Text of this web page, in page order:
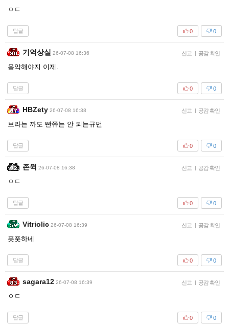
ㅇㄷ
답글 0
0
기억상실 26-07-08 16:36 신고 공감 확인
음악해야지 이제.
답글 0
0
HBZety 26-07-08 16:38 신고 공감 확인
브라는 까도 빤쮸는 안 되는규먼
답글 0
0
존윅 26-07-08 16:38 신고 공감 확인
ㅇㄷ
답글 0
0
Vitriolic 26-07-08 16:39 신고 공감 확인
풋풋하네
답글 0
0
sagara12 26-07-08 16:39 신고 공감 확인
ㅇㄷ
답글 0
0